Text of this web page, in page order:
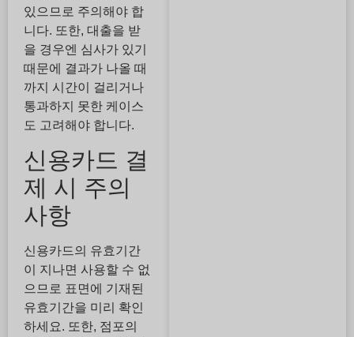
있으므로 주의해야 합
니다. 또한, 대출을 받
을 경우엔 심사가 있기
때문에 결과가 나올 때
까지 시간이 걸리거나
통과하지 못한 케이스
도 고려해야 합니다.
신용카드 결
제 시 주의
사항
신용카드의 유효기간
이 지나면 사용할 수 없
으므로 표면에 기재된
유효기간을 미리 확인
하세요. 또한, 점포의